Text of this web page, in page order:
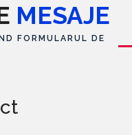
MESAJE
FORMULARUL DE